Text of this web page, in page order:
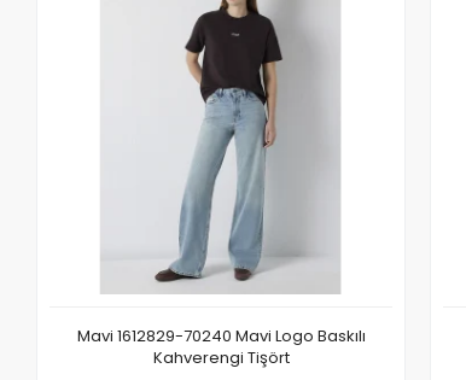
Mavi 1612829-70240 Mavi Logo Baskılı
Kahverengi Tişört